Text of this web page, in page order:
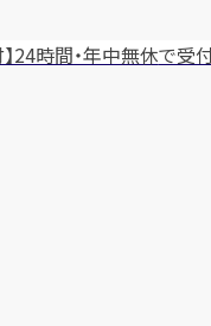
24時間・年中無休で受